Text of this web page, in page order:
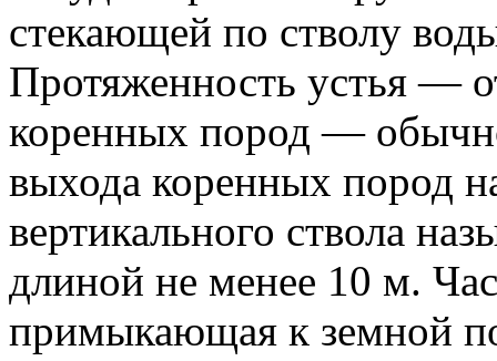
стекающей по стволу
Протяженность устья —
коренных пород —
выхода коренных пород
вертикального ствола
длиной не менее 10 м.
примыкающая к земной